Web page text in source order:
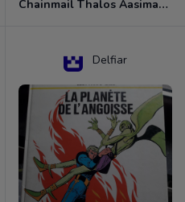
Chainmail Thalos Aasimar Cleric
Delfiar